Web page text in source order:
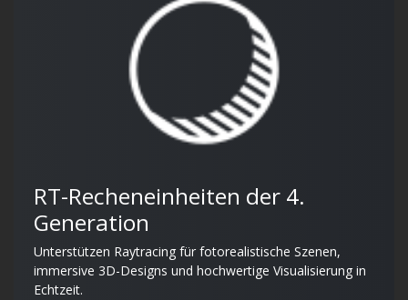
RT-Recheneinheiten der 4.
Generation
Unterstützen Raytracing für fotorealistische Szenen,
immersive 3D-Designs und hochwertige Visualisierung in
Echtzeit.